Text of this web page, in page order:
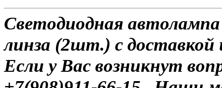
Светодиодная
линза (2шт.) с доставкой
Если у Вас возникнут